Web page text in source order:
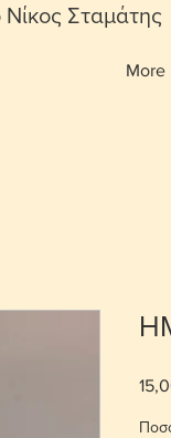
More
Σταμάτης